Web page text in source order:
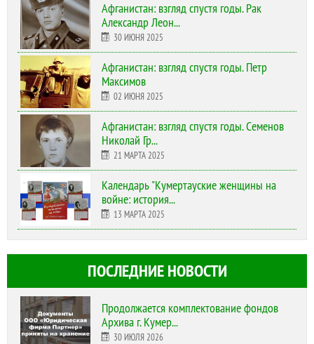
Афганистан: взгляд спустя годы. Рак
Александр Леон...
30 ИЮНЯ 2025
Афганистан: взгляд спустя годы. Петр
Максимов
02 ИЮНЯ 2025
Афганистан: взгляд спустя годы. Семенов
Николай Гр...
21 МАРТА 2025
Календарь "Кумертауские женщины на
войне: история...
13 МАРТА 2025
ПОСЛЕДНИЕ НОВОСТИ
Продолжается комплектование фондов
Архива г. Кумер...
30 ИЮЛЯ 2026